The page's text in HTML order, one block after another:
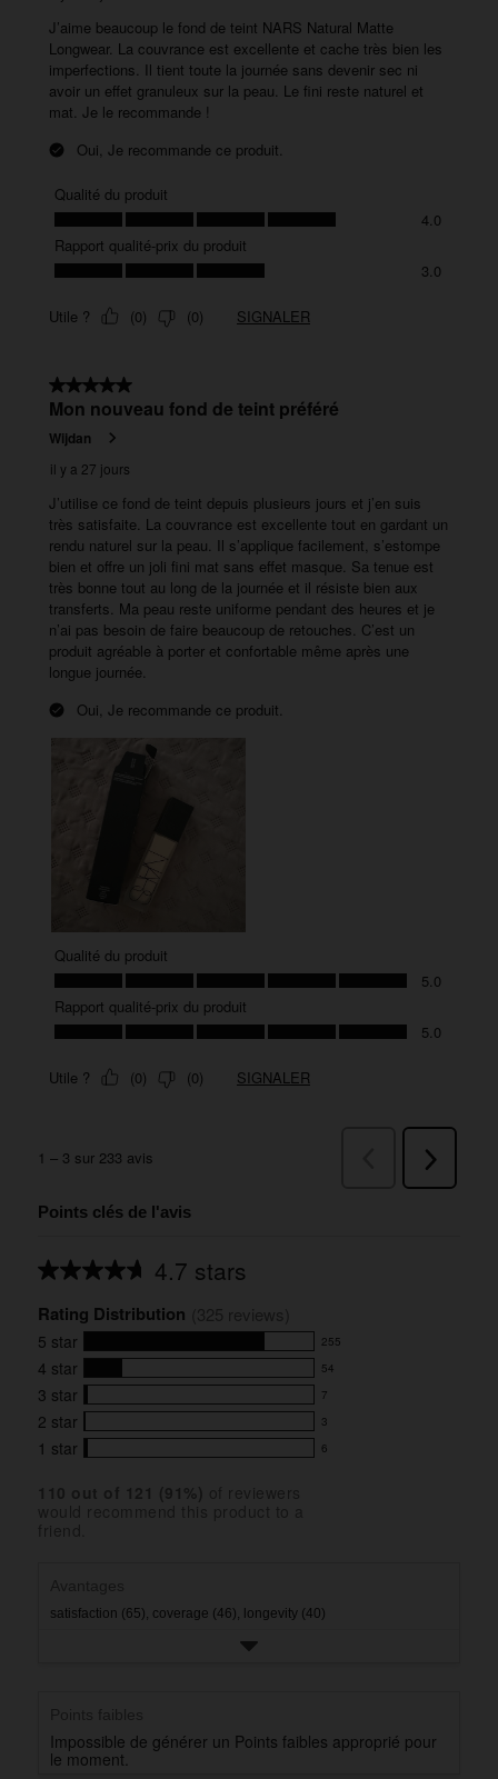
Points clés de l'avis
4.7 stars
Average
for
this
product:
4.7
out
of
5
stars
Rating Distribution
5 star 255
255
reviews
with
5
star
rating.
4 star 54
54
reviews
with
4
3 star 7
7
reviews
with
2 star 3
3
reviews
1 star 6
6
satisfaction (65), coverage (46), longevity (40)
Impossible de générer un Points faibles approprié pour
le moment.